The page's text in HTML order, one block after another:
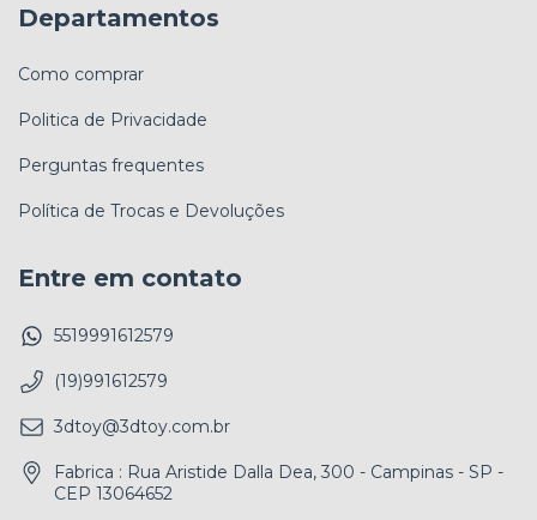
Departamentos
Como comprar
Politica de Privacidade
Perguntas frequentes
Política de Trocas e Devoluções
Entre em contato
5519991612579
(19)991612579
3dtoy@3dtoy.com.br
Fabrica : Rua Aristide Dalla Dea, 300 - Campinas - SP -
CEP 13064652